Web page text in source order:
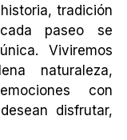
tradición
paseo se
Viviremos
naturaleza,
con
disfrutar,